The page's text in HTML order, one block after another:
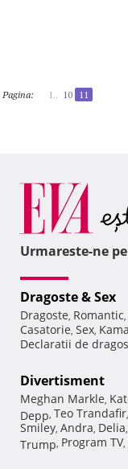
Pagina: 1.. 10 11
Urmareste-ne pe
Dragoste & Sex
Dragoste, Romantic,
Casatorie, Sex,
Declaratii de
Divertisment
Meghan Markle,
Depp, Teo Trandafir,
Smiley, Andra, Delia,
Trump, Program TV,